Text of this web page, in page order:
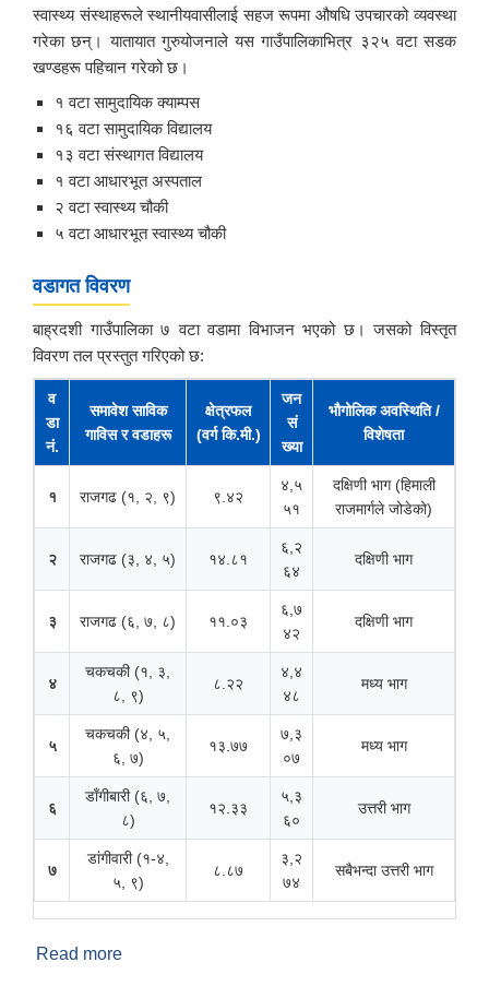
स्वास्थ्य संस्थाहरूले स्थानीयवासीलाई सहज रूपमा औषधि उपचारको व्यवस्था
गरेका छन्। यातायात गुरुयोजनाले यस गाउँपालिकाभित्र ३२५ वटा सडक
खण्डहरू पहिचान गरेको छ।
१ वटा सामुदायिक क्याम्पस
१६ वटा सामुदायिक विद्यालय
१३ वटा संस्थागत विद्यालय
१ वटा आधारभूत अस्पताल
२ वटा स्वास्थ्य चौकी
५ वटा आधारभूत स्वास्थ्य चौकी
वडागत विवरण
बाह्रदशी गाउँपालिका ७ वटा वडामा विभाजन भएको छ। जसको विस्तृत
विवरण तल प्रस्तुत गरिएको छ:
व
डा
नं.
समावेश साविक
गाविस र वडाहरू
क्षेत्रफल
(वर्ग कि.मी.)
जन
सं
ख्या
भौगोलिक अवस्थिति /
विशेषता
१ राजगढ (१, २, ९) ९.४२
४,५
५१
दक्षिणी भाग (हिमाली
राजमार्गले जोडेको)
२ राजगढ (३, ४, ५) १४.८१
६,२
६४
दक्षिणी भाग
३ राजगढ (६, ७, ८) ११.०३
६,७
४२
दक्षिणी भाग
४
चकचकी (१, ३,
८, ९)
८.२२
४,४
४८
मध्य भाग
५
चकचकी (४, ५,
६, ७)
१३.७७
७,३
०७
मध्य भाग
६
डाँगीबारी (६, ७,
८)
१२.३३
५,३
६०
उत्तरी भाग
७
डांगीवारी (१-४,
५, ९)
८.८७
३,२
७४
सबैभन्दा उत्तरी भाग
Read more